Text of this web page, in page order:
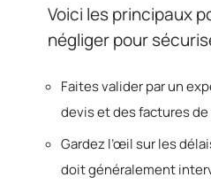
Voici les principaux
négliger pour
Faites valider par un
devis et des factures de
Gardez l’œil sur les
doit généralement